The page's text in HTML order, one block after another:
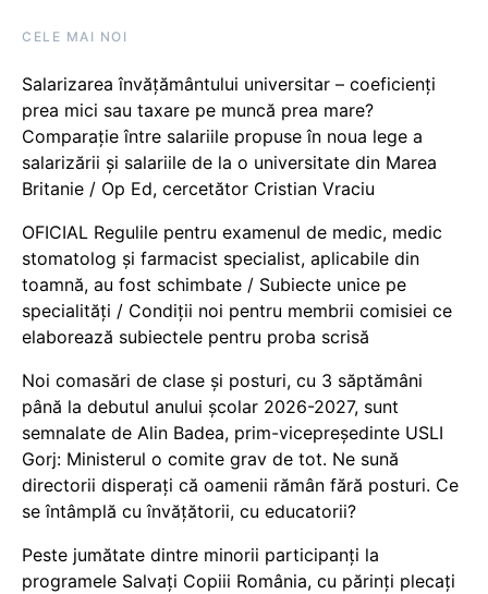
CELE MAI NOI
Salarizarea învățământului universitar – coeficienți
prea mici sau taxare pe muncă prea mare?
Comparație între salariile propuse în noua lege a
salarizării și salariile de la o universitate din Marea
Britanie / Op Ed, cercetător Cristian Vraciu
OFICIAL Regulile pentru examenul de medic, medic
stomatolog și farmacist specialist, aplicabile din
toamnă, au fost schimbate / Subiecte unice pe
specialități / Condiții noi pentru membrii comisiei ce
elaborează subiectele pentru proba scrisă
Noi comasări de clase și posturi, cu 3 săptămâni
până la debutul anului școlar 2026-2027, sunt
semnalate de Alin Badea, prim-vicepreședinte USLI
Gorj: Ministerul o comite grav de tot. Ne sună
directorii disperați că oamenii rămân fără posturi. Ce
se întâmplă cu învățătorii, cu educatorii?
Peste jumătate dintre minorii participanți la
programele Salvați Copiii România, cu părinți plecați